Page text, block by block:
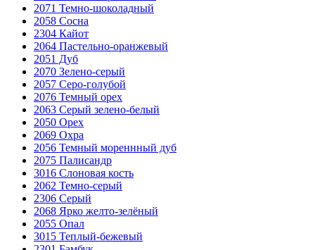
2071 Темно-шоколадный
2058 Сосна
2304 Кайот
2064 Пастельно-оранжевый
2051 Дуб
2070 Зелено-серый
2057 Серо-голубой
2076 Темный орех
2063 Серый зелено-белый
2050 Орех
2069 Охра
2056 Темный мореннный дуб
2075 Палисандр
3016 Слоновая кость
2062 Темно-серый
2306 Серый
2068 Ярко желто-зелёный
2055 Опал
3015 Теплый-бежевый